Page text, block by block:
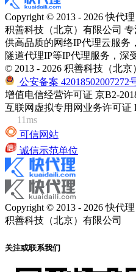
Copyright © 2013 - 2026 快代
积善科技（北京）有限公司
供高品质的网络IP代理云服务
隧道代理IP等IP代理服务，深
© 2013 - 2026 积善科技（北京
公安备案 42018502007272
增值电信经营许可证 京B2-
互联网虚拟专用网业务许可证
11ms
可信网站
诚信示范单位
Copyright © 2013 - 2026 快代理
积善科技（北京）有限公司
关注或联系我们